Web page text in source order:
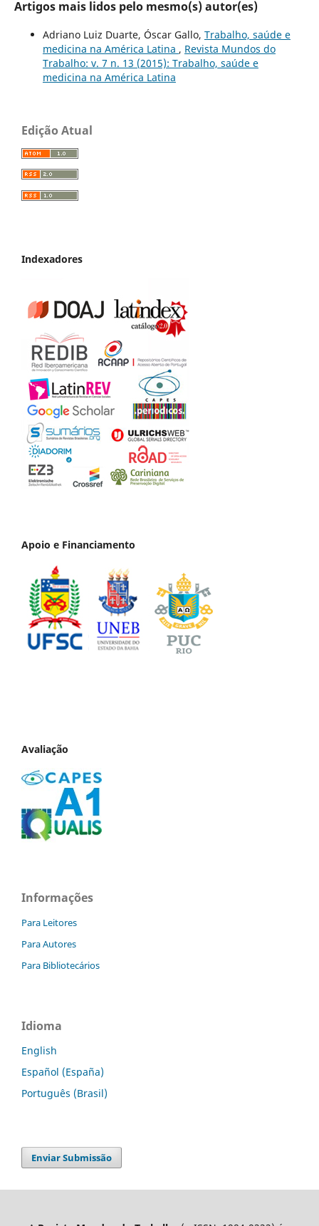
Artigos mais lidos pelo mesmo(s) autor(es)
Adriano Luiz Duarte, Óscar Gallo, Trabalho, saúde e
medicina na América Latina , Revista Mundos do
Trabalho: v. 7 n. 13 (2015): Trabalho, saúde e
medicina na América Latina
Edição Atual
Indexadores
Apoio e Financiamento
Avaliação
Informações
Para Leitores
Para Autores
Para Bibliotecários
Idioma
English
Español (España)
Português (Brasil)
Enviar Submissão